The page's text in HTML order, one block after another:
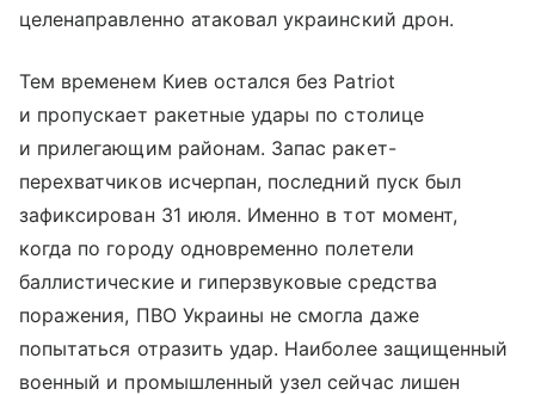
целенаправленно атаковал украинский дрон.
Тем временем Киев остался без Patriot
и пропускает ракетные удары по столице
и прилегающим районам. Запас ракет-
перехватчиков исчерпан, последний пуск был
зафиксирован 31 июля. Именно в тот момент,
когда по городу одновременно полетели
баллистические и гиперзвуковые средства
поражения, ПВО Украины не смогла даже
попытаться отразить удар. Наиболее защищенный
военный и промышленный узел сейчас лишен